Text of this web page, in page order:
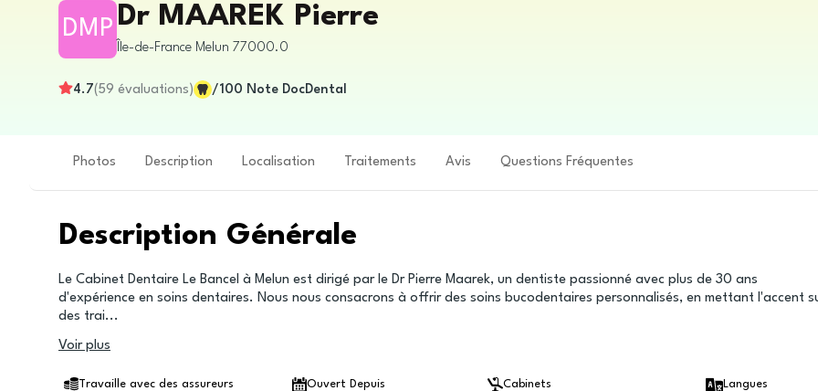
DMP Dr MAAREK Pierre
Île-de-France Melun 77000.0
4.7(59 évaluations) /100 Note DocDental
Photos Description Localisation Traitements Avis Questions Fréquentes
Description Générale
Le Cabinet Dentaire Le Bancel à Melun est dirigé par le Dr Pierre Maarek, un dentiste passionné avec plus de 30 ans
d'expérience en soins dentaires. Nous nous consacrons à offrir des soins bucodentaires personnalisés, en mettant l'accent
des trai...
Voir plus
Travaille avec des assureurs Ouvert Depuis Cabinets Langues